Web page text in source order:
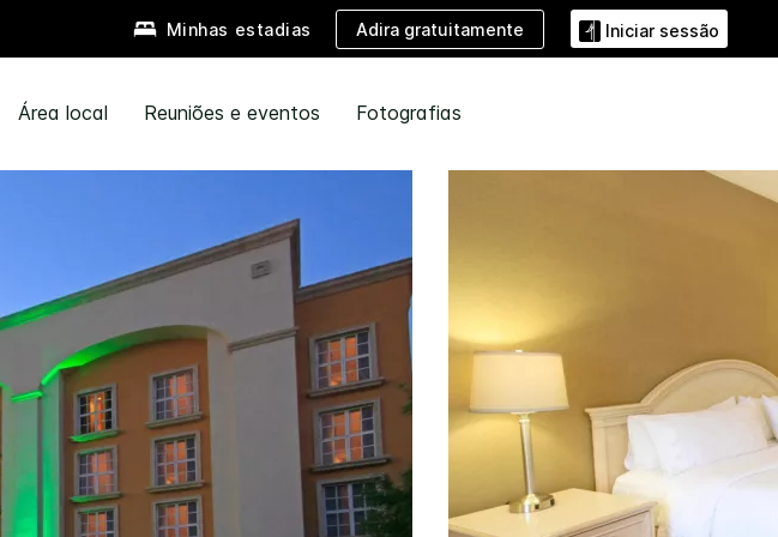
Minhas estadias Adira gratuitamente Iniciar sessão
Área local Reuniões e eventos Fotografias